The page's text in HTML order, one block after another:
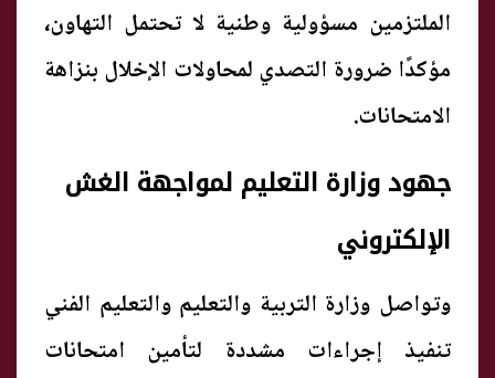
الملتزمين مسؤولية وطنية لا تحتمل التهاون،
مؤكدًا ضرورة التصدي لمحاولات الإخلال بنزاهة
الامتحانات.
جهود وزارة التعليم لمواجهة الغش
الإلكتروني
وتواصل وزارة التربية والتعليم والتعليم الفني
تنفيذ إجراءات مشددة لتأمين امتحانات